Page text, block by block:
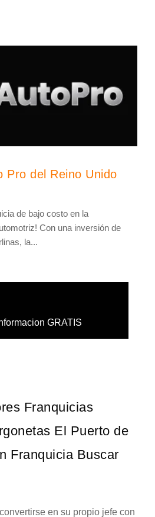
Pro del Reino Unido
de bajo costo en la
Con una inversión de
la...
GRATIS
Franquicias
El Puerto de
Franquicia Buscar
en su propio jefe con